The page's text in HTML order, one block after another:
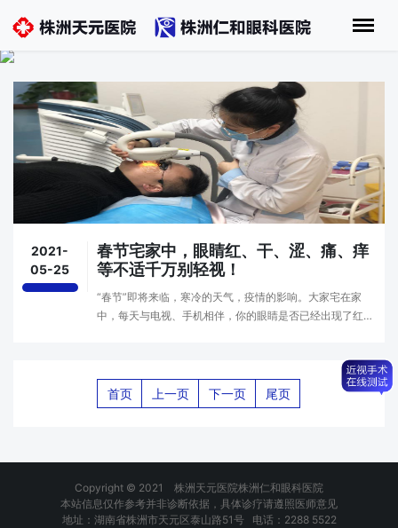
2021-
05-25
春节宅家中，眼睛红、干、涩、痛、痒
等不适千万别轻视！
“春节”即将来临，寒冷的天气，疫情的影响。大家宅在家
中，每天与电视、手机相伴，你的眼睛是否已经出现了红、
首页 上一页 下一页 尾页
Copyright © 2021 株洲天元医院株洲仁和眼科医院
本站信息仅作参考并非诊断依据，具体诊疗请遵照医师意见
地址：湖南省株洲市天元区泰山路51号 电话：2288 5522